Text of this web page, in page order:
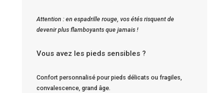
Attention : en espadrille rouge, vos étés risquent de
devenir plus flamboyants que jamais !
Vous avez les pieds sensibles ?
Confort personnalisé pour pieds délicats ou fragiles,
convalescence, grand âge.